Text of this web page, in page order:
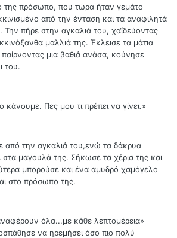
της πρόσωπο, που τώρα ήταν γεμάτο
από την ένταση και τα αναφιλητά
Την πήρε στην αγκαλιά του, χαΐδεύοντας
μαλλιά της. Έκλεισε τα μάτια
παίρνοντας μια βαθιά ανάσα, κούνησε
του.
κάνουμε. Πες μου τι πρέπει να γίνει.»
από την αγκαλιά του,ενώ τα δάκρυα
μαγουλά της. Σήκωσε τα χέρια της και
μπορούσε και ένα αμυδρό χαμόγελο
στο πρόσωπο της.
όλα...με κάθε λεπτομέρεια»
να ηρεμήσει όσο πιο πολύ